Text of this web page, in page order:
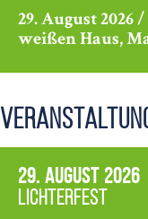
29. August 2026
weißen Haus,
29. August 2026
Lichterfest